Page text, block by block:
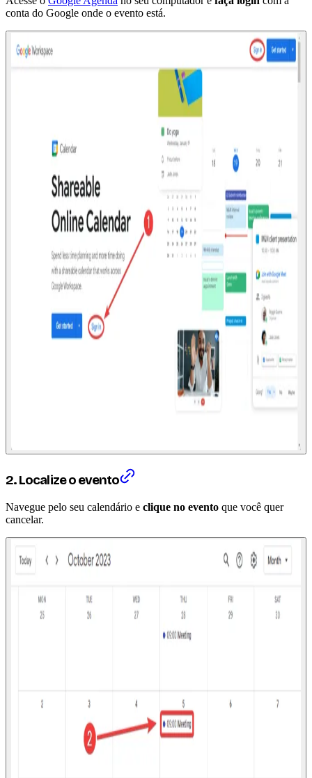
conta do Google onde o evento está.
2. Localize o evento
Navegue pelo seu calendário e clique no evento que você quer
cancelar.